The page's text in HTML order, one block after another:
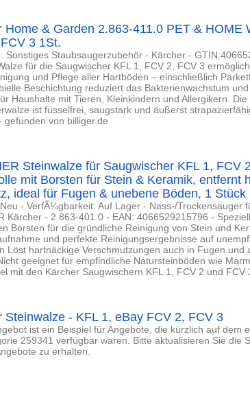
Home & Garden 2.863-411.0 PET & HOME
3 1St.
Sonstiges Staubsaugerzubehör - Kärcher -
für die Saugwischer KFL 1, FCV 2, FCV 3
und Pflege aller Hartböden – einschließlich
Beschichtung reduziert das Bakterienwachstum
Haushalte mit Tieren, Kleinkindern und Allergikern. Die
ist fusselfrei, saugstark und äußerst
gefunden von billiger.de
Steinwalze für Saugwischer KFL 1, FCV
mit Borsten für Stein & Keramik, entfernt
ideal für Fugen & unebene Böden, 1 Stück
- VerfÃ¼gbarkeit: Auf Lager - Nass-/Trockensauger
Kärcher - 2.863-401.0 - EAN: 4066529215796 -
Borsten für die gründliche Reinigung von Stein und
und perfekte Reinigungsergebnisse auf
Löst hartnäckige Verschmutzungen auch in Fugen und
geeignet für empfindliche Natursteinböden wie
mit den Kärcher Saugwischern KFL 1, FCV 2 und FCV
Steinwalze - KFL 1, eBay FCV 2, FCV 3
ist ein Beispiel für Angebote, die kürzlich auf dem
259341 verfügbar waren. Bitte aktualisieren Sie die
zu erhalten.